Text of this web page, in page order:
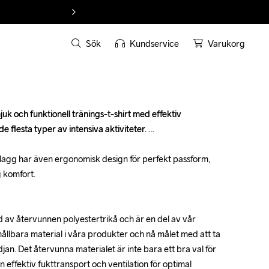
Sök Kundservice Varukorg
och funktionell tränings-t-shirt med effektiv
flesta typer av intensiva aktiviteter.
har även ergonomisk design för perfekt passform,
komfort.
av återvunnen polyestertrikå och är en del av vår
material i våra produkter och nå målet med att ta
Det återvunna materialet är inte bara ett bra val för
effektiv fukttransport och ventilation för optimal
och funktionell tränings-t-shirt med effektiv
flesta typer av intensiva aktiviteter.
har även ergonomisk design för perfekt passform,
komfort.
av återvunnen polyestertrikå och är en del av vår
material i våra produkter och nå målet med att ta
Det återvunna materialet är inte bara ett bra val för
effektiv fukttransport och ventilation för optimal